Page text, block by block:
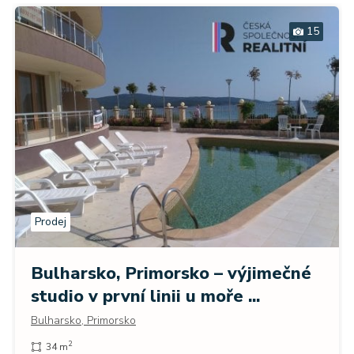
15
Prodej
Bulharsko, Primorsko – výjimečné
studio v první linii u moře ...
Bulharsko, Primorsko
34 m2